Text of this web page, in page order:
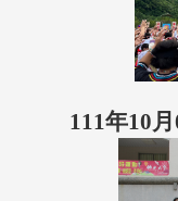
111年10